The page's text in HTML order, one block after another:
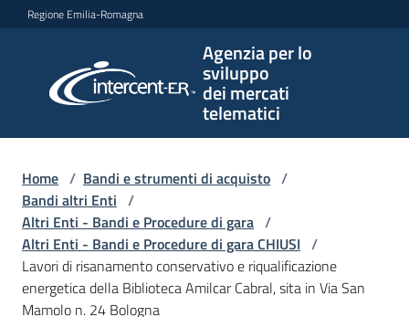
Vai al contenuto
Vai alla navigazione
Vai al footer
Regione Emilia-Romagna
Agenzia per lo
sviluppo
dei mercati
telematici
per lo
sviluppo
telematici
L'Agenzia
Home / Bandi e strumenti di acquisto /
Bandi altri Enti /
Altri Enti - Bandi e Procedure di gara /
Altri Enti - Bandi e Procedure di gara CHIUSI /
Lavori di risanamento conservativo e riqualificazione
energetica della Biblioteca Amilcar Cabral, sita in Via San
Mamolo n. 24 Bologna